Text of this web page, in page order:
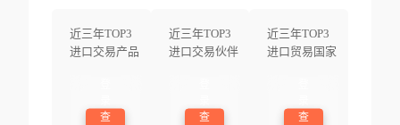
近三年TOP3
进口交易产品
查
近三年TOP3
进口交易伙伴
查
近三年TOP3
进口贸易国家
查